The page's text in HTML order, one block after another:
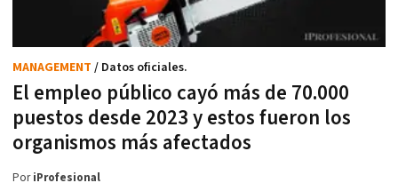
El empleo público cayó más de 70.000
puestos desde 2023 y estos fueron los
organismos más afectados
MANAGEMENT / Datos oficiales.
PoriProfesional